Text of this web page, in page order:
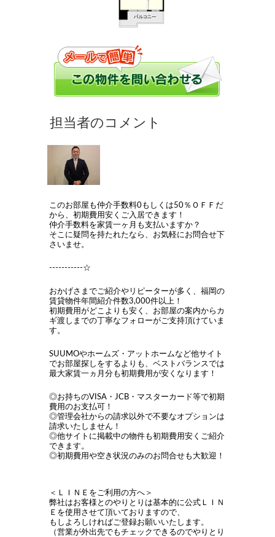
このお部屋も仲介手数料0もしくは50％ＯＦＦだ
から、初期費用安くご入居できます！
仲介手数料を家賃一ヶ月も支払いますか？
そこに疑問を持たれたなら、お気軽にお問合せ下
さいませ。
-----------☆
おかげさまでご紹介やリピーターが多く、福岡の
賃貸物件年間紹介件数3,000件以上！
初期費用がどこよりも安く、お部屋の案内からカ
ギ渡しまでの丁寧なフォローがご支持頂けていま
す。
SUUMOやホームズ・アットホームなど他サイト
でお部屋探しをするよりも、ベストバランスでは
最大家賃一ヵ月分も初期費用が安くなります！
◎お持ちのVISA・JCB・マスターカード等で初期
費用のお支払可！
◎管理会社からの請求以外で不要なオプションは
請求いたしません！
◎他サイトに掲載中の物件も初期費用安くご紹介
できます。
◎初期費用や空き状況のみのお問合せも大歓迎！
＜ＬＩＮＥをご利用の方へ＞
弊社はお客様とのやりとりは基本的に公式ＬＩＮ
Ｅを使用させて頂いておりますので、
もしよろしければご登録お願いいたします。
（営業が外出先でもチェックできるのでやりとり